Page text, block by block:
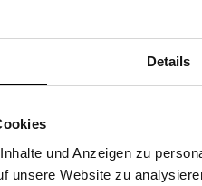
Details
und Anzeigen zu
unsere Website zu